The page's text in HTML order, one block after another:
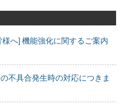
へ] 機能強化に関するご案内
不具合発生時の対応につきま